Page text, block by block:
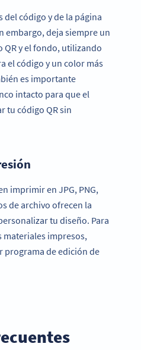
del código y de la página
embargo, deja siempre un
y el fondo, utilizando
el código y un color más
es importante
intacto para que el
tu código QR sin
imprimir en JPG, PNG,
de archivo ofrecen la
tu diseño. Para
materiales impresos,
programa de edición de